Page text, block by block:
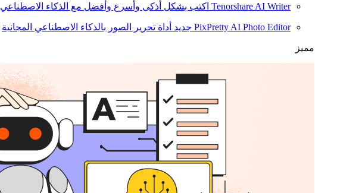
Tenorshare AI Writer اكتب بشكل أذكى وأسرع وأفضل مع الذكاء الاصطناعي
PixPretty AI Photo Editor جديد أداة تحرير الصور بالذكاء الاصطناعي المجانية
مميز